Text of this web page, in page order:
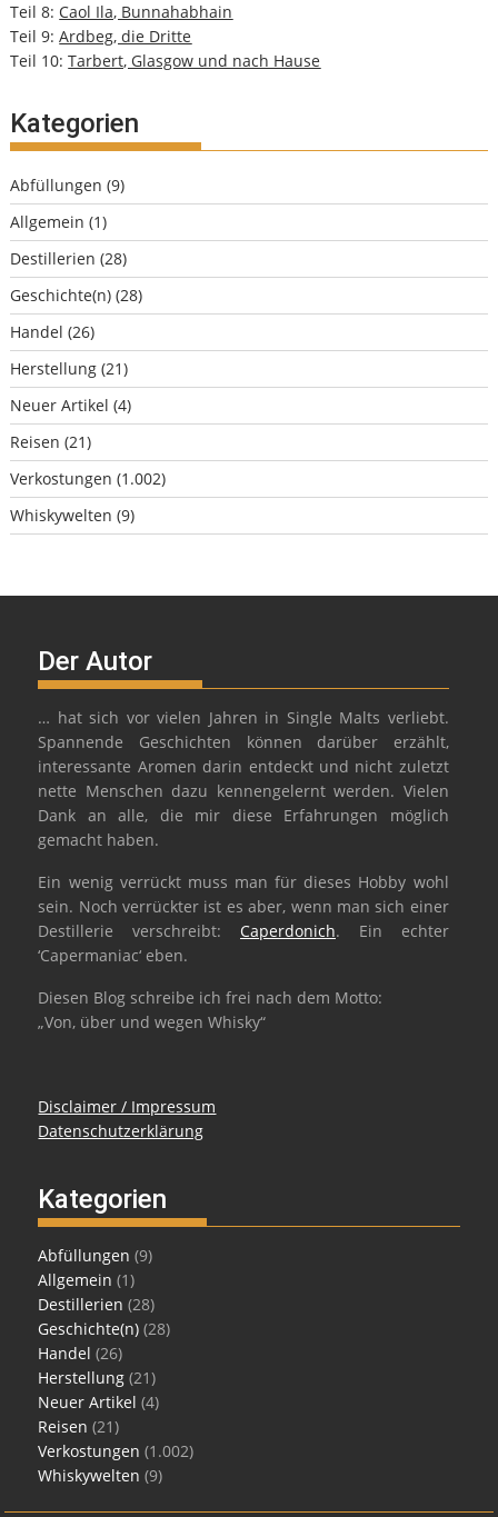
Teil 8: Caol Ila, Bunnahabhain
Teil 9:Ardbeg, die Dritte
Teil 10:Tarbert, Glasgow und nach Hause
Kategorien
Abfüllungen (9)
Allgemein (1)
Destillerien (28)
Geschichte(n) (28)
Handel (26)
Herstellung (21)
Neuer Artikel (4)
Reisen (21)
Verkostungen (1.002)
Whiskywelten (9)
Der Autor
… hat sich vor vielen Jahren in Single Malts verliebt.
Spannende Geschichten können darüber erzählt,
interessante Aromen darin entdeckt und nicht zuletzt
nette Menschen dazu kennengelernt werden. Vielen
Dank an alle, die mir diese Erfahrungen möglich
gemacht haben.
Ein wenig verrückt muss man für dieses Hobby wohl
sein. Noch verrückter ist es aber, wenn man sich einer
Destillerie verschreibt: Caperdonich. Ein echter
‘Capermaniac‘ eben.
Diesen Blog schreibe ich frei nach dem Motto:
„Von, über und wegen Whisky“
Disclaimer / Impressum
Datenschutzerklärung
Kategorien
Abfüllungen (9)
Allgemein (1)
Destillerien (28)
Geschichte(n) (28)
Handel (26)
Herstellung (21)
Neuer Artikel (4)
Reisen (21)
Verkostungen (1.002)
Whiskywelten (9)